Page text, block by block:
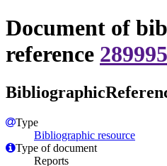
Document of
reference 289995
Type
Bibliographic resource
Type of document
Reports